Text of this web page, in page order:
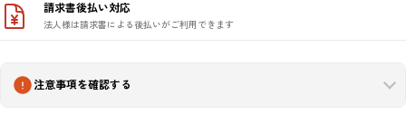
請求書後払い対応
法人様は請求書による後払いがご利用できます
注意事項を確認する